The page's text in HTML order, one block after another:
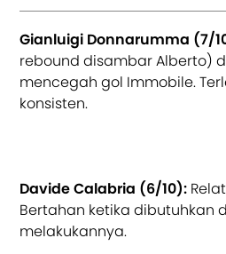
Gianluigi Donnarumma (7/
rebound disambar Alberto)
mencegah gol Immobile.
konsisten.
Davide Calabria (6/10):
Bertahan ketika dibutuhkan
melakukannya.